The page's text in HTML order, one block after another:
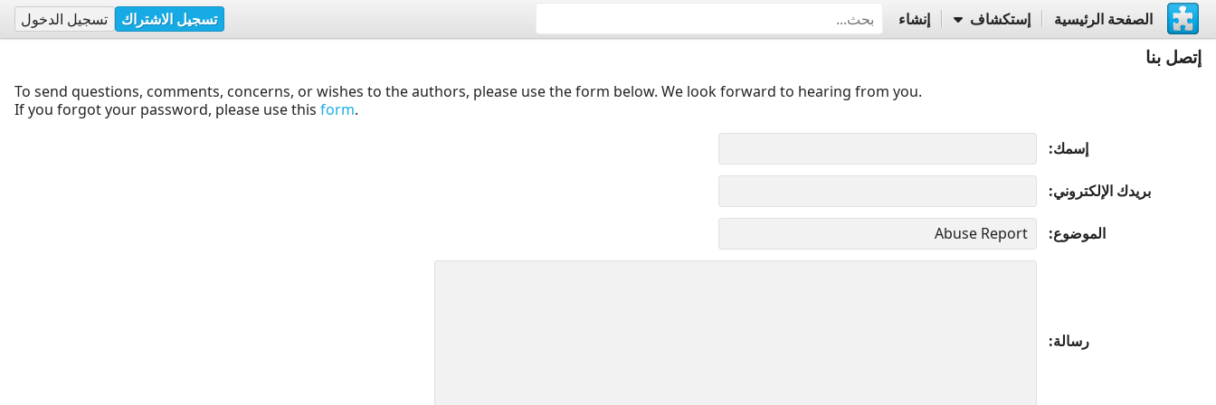
الصفحة الرئيسية إستكشاف إنشاء تسجيل الاشتراك تسجيل الدخول
إتصل بنا
To send questions, comments, concerns, or wishes to the authors, please use the form below. We look forward to hearing from you.
If you forgot your password, please use this form.
إسمك
بريدك الإلكتروني
الموضوع
رسالة